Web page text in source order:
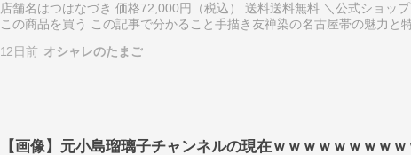
店舗名はつはなづき 価格72,000円（税込） 送料送料無料 ＼公式ショッ
この商品を買う この記事で分かること手描き友禅染の名古屋帯の魅力と
手…
12日前 オシャレのたまご
【画像】元小島瑠璃子チャンネルの現在ｗｗｗｗｗｗｗｗ